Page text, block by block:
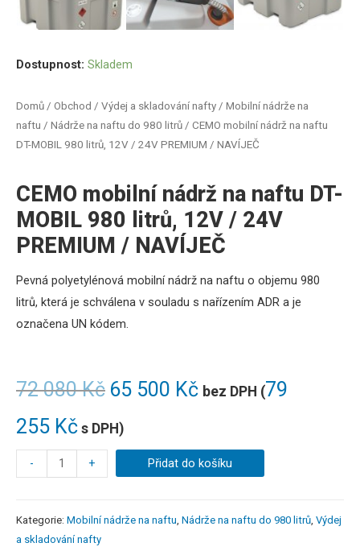
Domů / Obchod / Výdej a skladování nafty / Mobilní nádrže na
naftu / Nádrže na naftu do 980 litrů / CEMO mobilní nádrž na naftu
DT-MOBIL 980 litrů, 12V / 24V PREMIUM / NAVÍJEČ
CEMO mobilní nádrž na naftu DT-
MOBIL 980 litrů, 12V / 24V
PREMIUM / NAVÍJEČ
72 080Kč 65 500 Kč bez DPH (79
255 Kč s DPH)
Pevná polyetylénová mobilní nádrž na naftu o objemu 980
litrů, která je schválena v souladu s nařízením ADR a je
označena UN kódem.
Dostupnost: Skladem
- + Přidat do košíku
Kategorie: Mobilní nádrže na naftu, Nádrže na naftu do 980 litrů, Výdej
a skladování nafty